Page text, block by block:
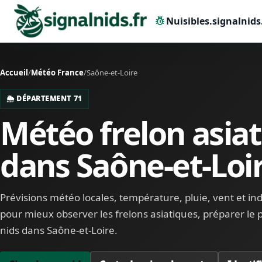
pest_control
Accueil/Météo France/Saône-et-Loire
🌦️ DÉPARTEMENT 71
Météo frelon
dans Saône-et-
Prévisions météo locales, température, pluie, vent et
pour mieux observer les frelons asiatiques, préparer le
nids dans Saône-et-Loire.